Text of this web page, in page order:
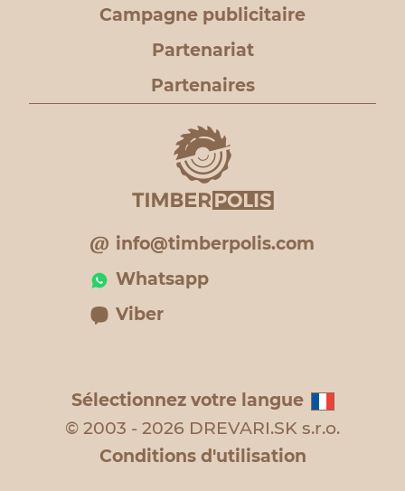
Campagne publicitaire
Partenariat
Partenaires
info@timberpolis.com
Whatsapp
Viber
Sélectionnez votre langue
© 2003 - 2026 DREVARI.SK s.r.o.
Conditions d'utilisation